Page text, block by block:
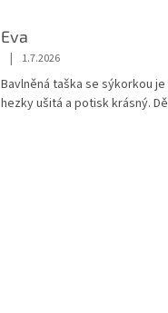
Eva
Hodnocení obchodu je 5 z 5
| 1.7.2026
Bavlněná taška se sýkorkou je
hezky ušitá a potisk krásný.